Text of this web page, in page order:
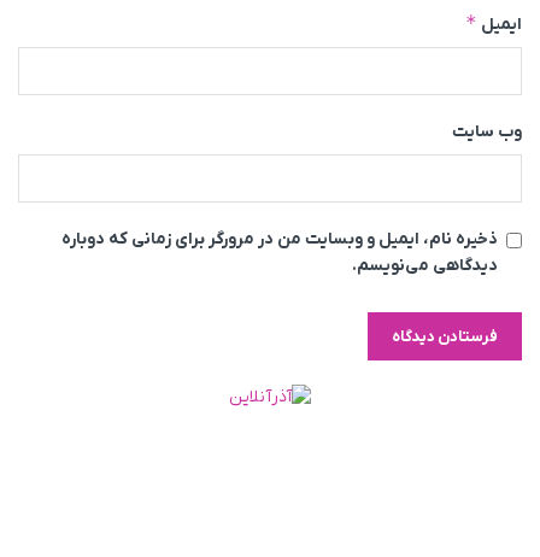
ایمیل *
وب‌ سایت
ذخیره نام، ایمیل و وبسایت من در مرورگر برای زمانی که دوباره
دیدگاهی می‌نویسم.